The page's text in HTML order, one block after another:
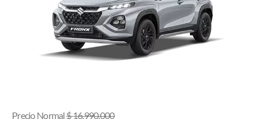
Precio Normal$16.990.000